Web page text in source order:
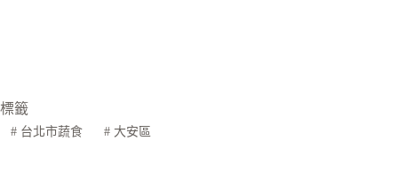
標籤
#台北市蔬食 #大安區